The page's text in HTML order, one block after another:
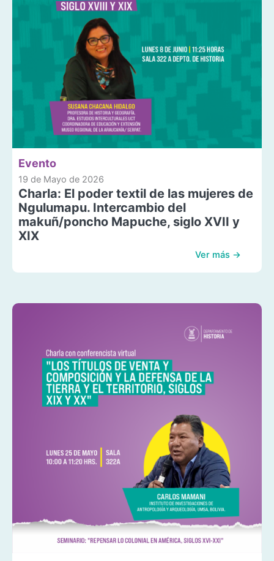
Evento
19 de Mayo de 2026
Charla: El poder textil de las mujeres de
Ngulumapu. Intercambio del
makuñ/poncho Mapuche, siglo XVII y
XIX
Ver más →